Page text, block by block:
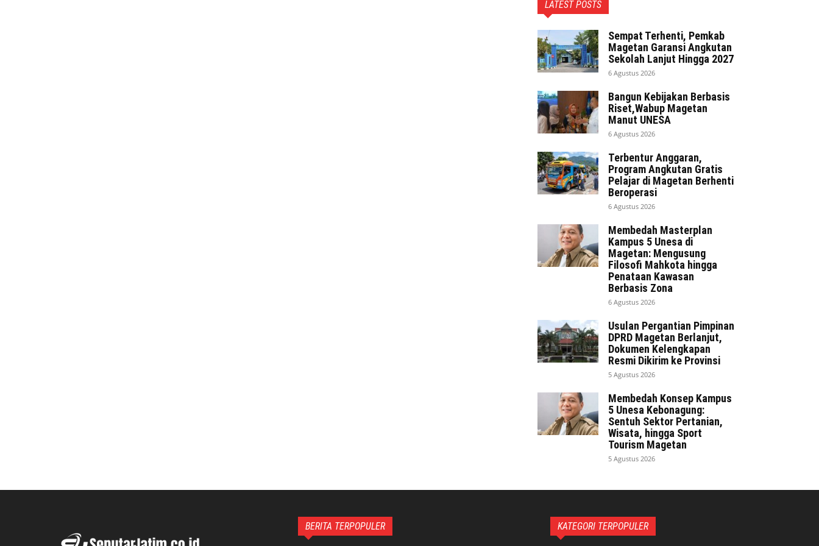
LATEST POSTS
Sempat Terhenti, Pemkab
Magetan Garansi Angkutan
Sekolah Lanjut Hingga 2027
6 Agustus 2026
Bangun Kebijakan Berbasis
Riset,Wabup Magetan
Manut UNESA
6 Agustus 2026
Terbentur Anggaran,
Program Angkutan Gratis
Pelajar di Magetan Berhenti
Beroperasi
6 Agustus 2026
Membedah Masterplan
Kampus 5 Unesa di
Magetan: Mengusung
Filosofi Mahkota hingga
Penataan Kawasan
Berbasis Zona
6 Agustus 2026
Usulan Pergantian Pimpinan
DPRD Magetan Berlanjut,
Dokumen Kelengkapan
Resmi Dikirim ke Provinsi
5 Agustus 2026
Membedah Konsep Kampus
5 Unesa Kebonagung:
Sentuh Sektor Pertanian,
Wisata, hingga Sport
Tourism Magetan
5 Agustus 2026
BERITA TERPOPULER KATEGORI TERPOPULER